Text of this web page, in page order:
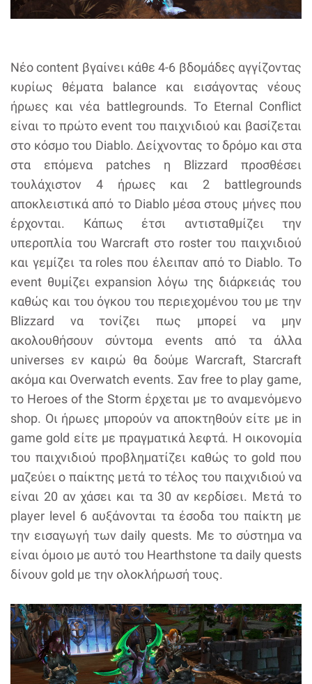
Νέο content βγαίνει κάθε 4-6 βδομάδες αγγίζοντας
κυρίως θέματα balance και εισάγοντας νέους
ήρωες και νέα battlegrounds. Το Eternal Conflict
είναι το πρώτο event του παιχνιδιού και βασίζεται
στο κόσμο του Diablo. Δείχνοντας το δρόμο και στα
στα επόμενα patches η Blizzard προσθέσει
τουλάχιστον 4 ήρωες και 2 battlegrounds
αποκλειστικά από το Diablo μέσα στους μήνες που
έρχονται. Κάπως έτσι αντισταθμίζει την
υπεροπλία του Warcraft στο roster του παιχνιδιού
και γεμίζει τα roles που έλειπαν από το Diablo. Το
event θυμίζει expansion λόγω της διάρκειάς του
καθώς και του όγκου του περιεχομένου του με την
Blizzard να τονίζει πως μπορεί να μην
ακολουθήσουν σύντομα events από τα άλλα
universes εν καιρώ θα δούμε Warcraft, Starcraft
ακόμα και Overwatch events. Σαν free to play game,
το Heroes of the Storm έρχεται με το αναμενόμενο
shop. Οι ήρωες μπορούν να αποκτηθούν είτε με in
game gold είτε με πραγματικά λεφτά. Η οικονομία
του παιχνιδιού προβληματίζει καθώς το gold που
μαζεύει ο παίκτης μετά το τέλος του παιχνιδιού να
είναι 20 αν χάσει και τα 30 αν κερδίσει. Μετά το
player level 6 αυξάνονται τα έσοδα του παίκτη με
την εισαγωγή των daily quests. Με το σύστημα να
είναι όμοιο με αυτό του Hearthstone τα daily quests
δίνουν gold με την ολοκλήρωσή τους.